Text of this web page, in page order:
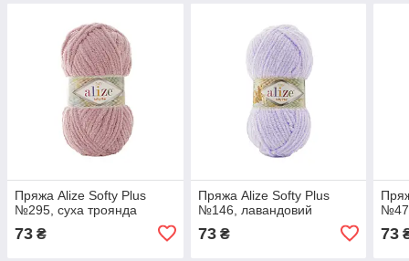
Пряжа Alize Softy Plus
№295, суха троянда
73 ₴
Пряжа Alize Softy Plus
№146, лавандовий
73₴ 73